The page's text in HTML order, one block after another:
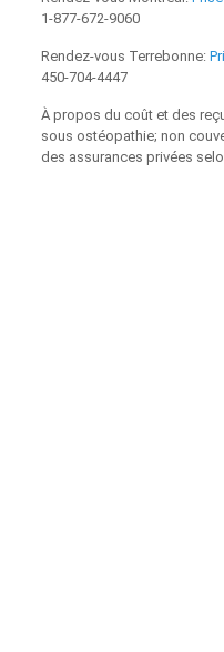
1‑877‑672‑9060
Rendez‑vous Terrebonne:
450‑704‑4447
À propos du coût et des
sous ostéopathie; non
des assurances privées